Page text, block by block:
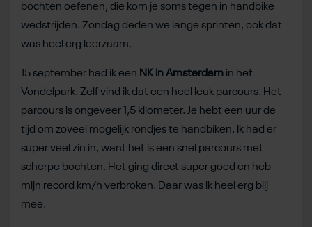
bochten oefenen, die kom je soms tegen in handbike
wedstrijden. Zondag deden we lange sprinten, ook dat
was heel erg leerzaam.
15 september had ik een NK in Amsterdam in het
Vondelpark. Zelf vind ik dat een heel leuk parcours. Het
parcours is ongeveer 1,5 kilometer. Je hebt een uur de
tijd om zoveel mogelijk rondjes te handbiken. Ik had er
super veel zin in, want het is een snel parcours met
scherpe bochten. Het ging direct super goed en heb
mijn record km/h verbroken. Daar was ik heel erg blij
mee.